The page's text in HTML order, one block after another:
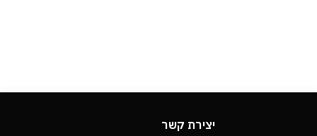
יצירת קשר